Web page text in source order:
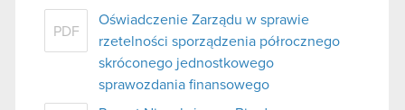
PDF
Oświadczenie Zarządu w sprawie
rzetelności sporządzenia półrocznego
skróconego jednostkowego
sprawozdania finansowego